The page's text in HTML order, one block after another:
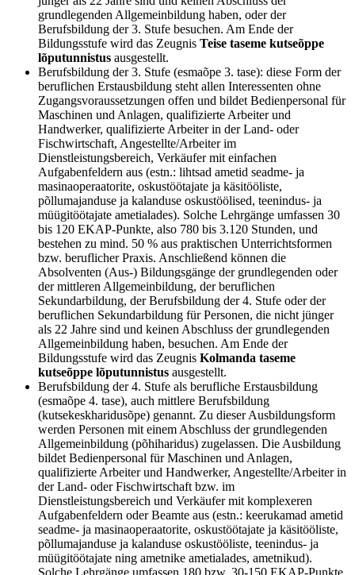
grundlegenden Allgemeinbildung haben, oder der
Berufsbildung der 3. Stufe besuchen. Am Ende der
Bildungsstufe wird das Zeugnis Teise taseme kutseõppe
lõputunnistus ausgestellt.
Berufsbildung der 3. Stufe (esmaõpe 3. tase): diese Form der
beruflichen Erstausbildung steht allen Interessenten ohne
Zugangsvoraussetzungen offen und bildet Bedienpersonal für
Maschinen und Anlagen, qualifizierte Arbeiter und
Handwerker, qualifizierte Arbeiter in der Land- oder
Fischwirtschaft, Angestellte/Arbeiter im
Dienstleistungsbereich, Verkäufer mit einfachen
Aufgabenfeldern aus (estn.: lihtsad ametid seadme- ja
masinaoperaatorite, oskustöötajate ja käsitööliste,
põllumajanduse ja kalanduse oskustöölised, teenindus- ja
müügitöötajate ametialades). Solche Lehrgänge umfassen 30
bis 120 EKAP-Punkte, also 780 bis 3.120 Stunden, und
bestehen zu mind. 50 % aus praktischen Unterrichtsformen
bzw. beruflicher Praxis. Anschließend können die
Absolventen (Aus-) Bildungsgänge der grundlegenden oder
der mittleren Allgemeinbildung, der beruflichen
Sekundarbildung, der Berufsbildung der 4. Stufe oder der
beruflichen Sekundarbildung für Personen, die nicht jünger
als 22 Jahre sind und keinen Abschluss der grundlegenden
Allgemeinbildung haben, besuchen. Am Ende der
Bildungsstufe wird das Zeugnis Kolmanda taseme
kutseõppe lõputunnistus ausgestellt.
Berufsbildung der 4. Stufe als berufliche Erstausbildung
(esmaõpe 4. tase), auch mittlere Berufsbildung
(kutsekeskharidusõpe) genannt. Zu dieser Ausbildungsform
werden Personen mit einem Abschluss der grundlegenden
Allgemeinbildung (põhiharidus) zugelassen. Die Ausbildung
bildet Bedienpersonal für Maschinen und Anlagen,
qualifizierte Arbeiter und Handwerker, Angestellte/Arbeiter in
der Land- oder Fischwirtschaft bzw. im
Dienstleistungsbereich und Verkäufer mit komplexeren
Aufgabenfeldern oder Beamte aus (estn.: keerukamad ametid
seadme- ja masinaoperaatorite, oskustöötajate ja käsitööliste,
põllumajanduse ja kalanduse oskustööliste, teenindus- ja
müügitöötajate ning ametnike ametialades, ametnikud).